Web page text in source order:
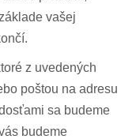
vašej
z uvedených
poštou na adresu
sa budeme
budeme